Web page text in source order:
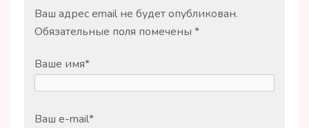
Ваш адрес email не будет опубликован.
Обязательные поля помечены *
Ваше имя*
Ваш e-mail*